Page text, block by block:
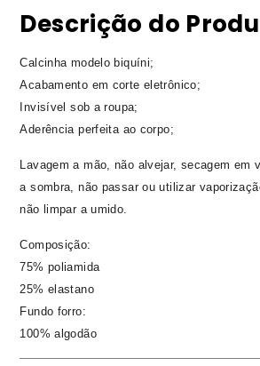
Descrição do
Calcinha modelo biquíni;
Acabamento em corte eletrônico;
Invisível sob a roupa;
Aderência perfeita ao corpo;
Lavagem a mão, não alvejar, secagem em
a sombra, não passar ou utilizar
não limpar a umido.
Composição:
75% poliamida
25% elastano
Fundo forro:
100% algodão